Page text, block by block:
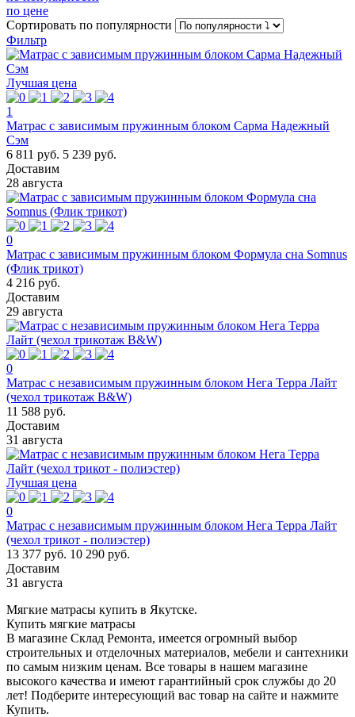
по цене
Сортировать по популярности
Фильтр
Лучшая цена
1
Матрас с зависимым пружинным блоком Сарма Надежный
Сэм
6 811 руб. 5 239 руб.
Доставим
28 августа
0
Матрас с зависимым пружинным блоком Формула сна Somnus
(Флик трикот)
4 216 руб.
Доставим
29 августа
0
Матрас с независимым пружинным блоком Нега Терра Лайт
(чехол трикотаж B&W)
11 588 руб.
Доставим
31 августа
Лучшая цена
0
Матрас с независимым пружинным блоком Нега Терра Лайт
(чехол трикот - полиэстер)
13 377 руб. 10 290 руб.
Доставим
31 августа
Мягкие матрасы купить в Якутске.
Купить мягкие матрасы
В магазине Склад Ремонта, имеется огромный выбор
строительных и отделочных материалов, мебели и сантехники
по самым низким ценам. Все товары в нашем магазине
высокого качества и имеют гарантийный срок службы до 20
лет! Подберите интересующий вас товар на сайте и нажмите
Купить.